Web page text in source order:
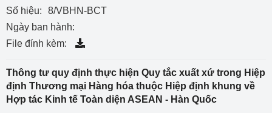
Số hiệu:
8/VBHN-BCT
Ngày ban hành:
File đính kèm:
Thông tư quy định thực hiện Quy tắc xuất xứ trong Hiệp
định Thương mại Hàng hóa thuộc Hiệp định khung về
Hợp tác Kinh tế Toàn diện ASEAN - Hàn Quốc